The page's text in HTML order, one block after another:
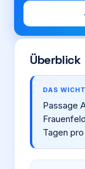
Überblick
DAS
Passage
Tagen